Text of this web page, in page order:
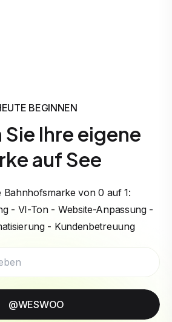
BEGINNEN
Ihre eigene
auf See
Bahnhofsmarke von 0 auf 1:
- VI-Ton - Website-Anpassung -
- Kundenbetreuung
@WESWOO